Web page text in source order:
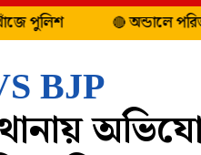
অন্ডালে
উত্তরবঙ্গ
আলিপুরদুয়ার
দক্ষিণ দিনাজপুর
মালদহ
BJP